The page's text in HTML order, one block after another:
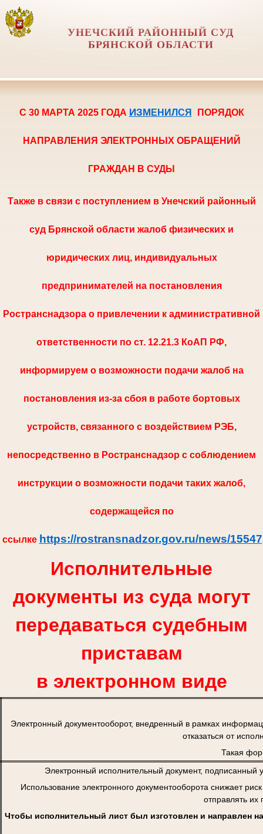
УНЕЧСКИЙ РАЙОННЫЙ СУД
БРЯНСКОЙ ОБЛАСТИ
С 30 МАРТА 2025 ГОДА ИЗМ ЕНИЛСЯ ПОРЯДОК
НАПРАВЛЕНИЯ ЭЛЕКТРОННЫХ ОБРАЩЕНИЙ
ГРАЖДАН В СУДЫ
Также всвязи с поступлением в Унечский районный
суд Брянской области жалоб физических и
юридических лиц, индивидуальных
предпринимателей на постановления
Ространснадзора о привлечении к административной
ответственности по ст. 12.21.3 КоАП РФ,
информируем о возможности подачи жалоб на
постановления из-за сбоя в работе бортовых
устройств, связанного с воздействием РЭБ,
непосредственно в Ространснадзор с соблюдением
инструкции о возможности подачи таких жалоб,
содержащейся по
ссылке https://rostransnadzor.gov.ru/news/15547
Исполнительные
документы из суда могут
передаваться судебным
приставам
в электронном виде
Электронный документооборот, внедренный в рамках
отказаться от
Такая
Электронный исполнительный документ, подписанный
Использование электронного документооборота снижает
отправлять их
Чтобы исполнительный лист был изготовлен и направлен